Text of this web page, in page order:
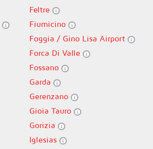
Feltre
Fiumicino
Foggia / Gino Lisa Airport
Forca Di Valle
Fossano
Garda
Gerenzano
Gioia Tauro
Gorizia
Iglesias